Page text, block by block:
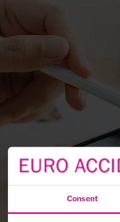
Consent